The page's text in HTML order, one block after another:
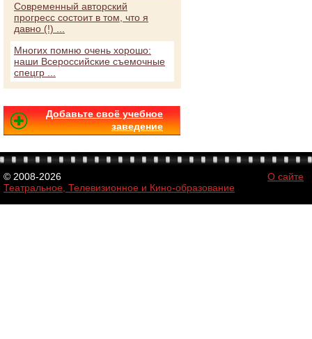
Современный авторский
прогресс состоит в том, что я
давно (!) ...
Многих помню очень хорошо:
наши Всероссийские съемочные
спецгр ...
Добавьте своё учебное
заведение
© 2008-2026
Театральное, Телевизионное и Кино-образование
О сайте